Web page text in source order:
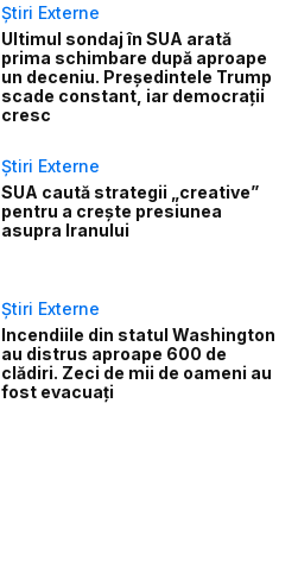
Știri Externe
Ultimul sondaj în SUA arată
prima schimbare după aproape
un deceniu. Președintele Trump
scade constant, iar democrații
cresc
Știri Externe
SUA caută strategii „creative”
pentru a crește presiunea
asupra Iranului
Știri Externe
Incendiile din statul Washington
au distrus aproape 600 de
clădiri. Zeci de mii de oameni au
fost evacuați